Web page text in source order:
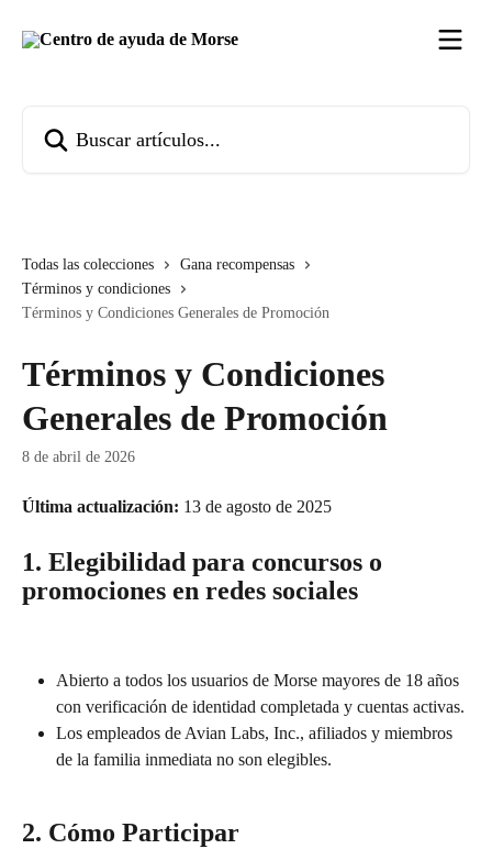
Todas las colecciones
Gana recompensas
Términos y condiciones
Términos y Condiciones Generales de Promoción
Términos y Condiciones
Generales de Promoción
8 de abril de 2026
Última actualización: 13 de agosto de 2025
1. Elegibilidad para concursos o
promociones en redes sociales
Abierto a todos los usuarios de Morse mayores de 18 años
con verificación de identidad completada y cuentas activas.
Los empleados de Avian Labs, Inc., afiliados y miembros
de la familia inmediata no son elegibles.
2. Cómo Participar